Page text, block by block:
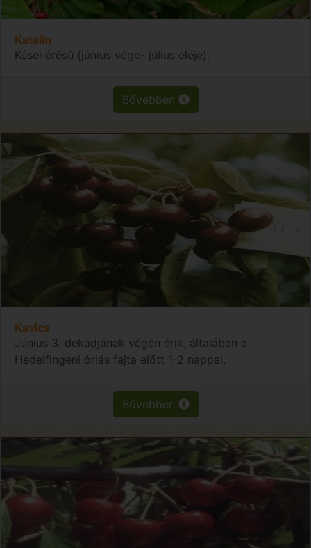
Katalin
Kései érésű (június vége- július eleje).
Bővebben
Kavics
Június 3. dekádjának végén érik, általában a
Hedelfingeni óriás fajta előtt 1-2 nappal.
Bővebben